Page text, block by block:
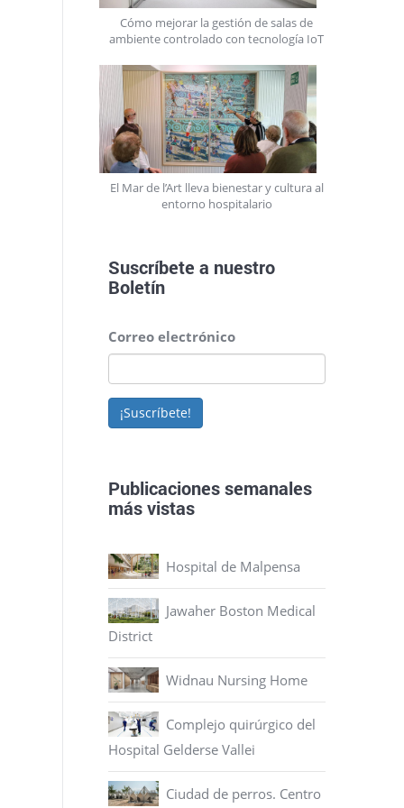
Cómo mejorar la gestión de salas de
ambiente controlado con tecnología IoT
El Mar de l’Art lleva bienestar y cultura al
entorno hospitalario
Suscríbete a nuestro
Boletín
Correo electrónico
¡Suscríbete!
Publicaciones semanales
más vistas
Hospital de Malpensa
Jawaher Boston Medical
District
Widnau Nursing Home
Complejo quirúrgico del
Hospital Gelderse Vallei
Ciudad de perros. Centro